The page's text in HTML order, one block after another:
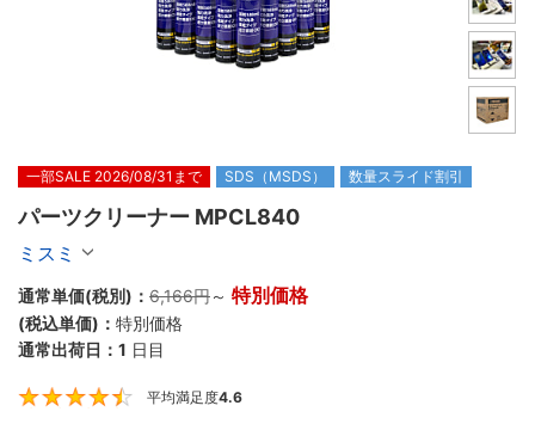
一部SALE 2026/08/31まで SDS（MSDS） 数量スライド割引
パーツクリーナー MPCL840
ミスミ
通常単価(税別)： 6,166円～ 特別価格
(税込単価)： 特別価格
通常出荷日： 1 日目
平均満足度4.6